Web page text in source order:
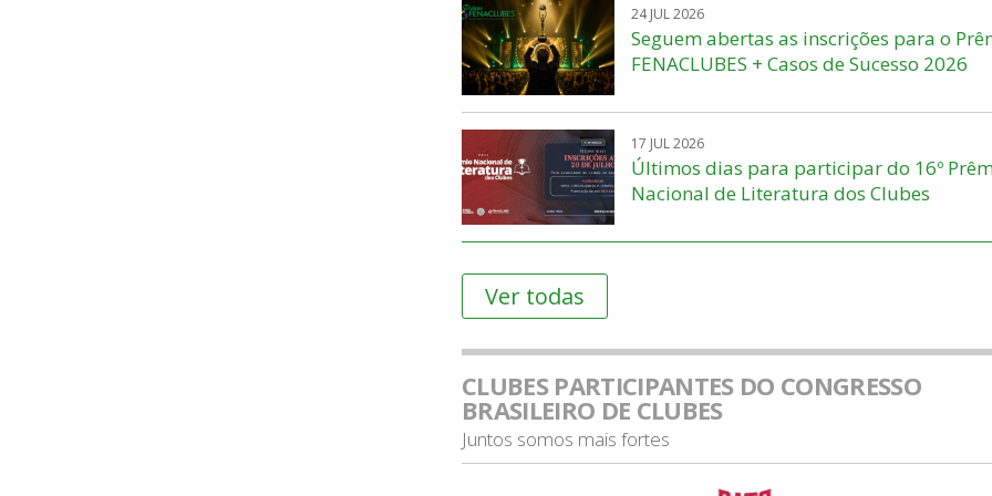
24 JUL 2026
Seguem abertas as inscrições para o
FENACLUBES + Casos de Sucesso 2026
17 JUL 2026
Últimos dias para participar do 16º
Nacional de Literatura dos Clubes
Ver todas
CLUBES PARTICIPANTES DO CONGRESSO
BRASILEIRO DE CLUBES
Juntos somos mais fortes